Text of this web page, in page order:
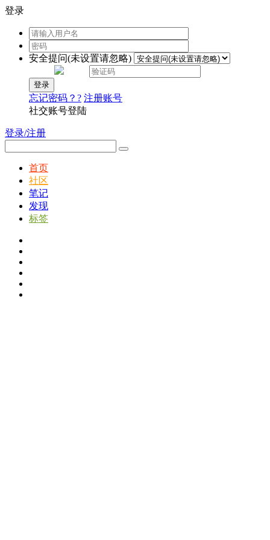
登录
安全提问(未设置请忽略)
登录
忘记密码？? 注册账号
社交账号登陆
登录/注册
首页
社区
笔记
发现
标签